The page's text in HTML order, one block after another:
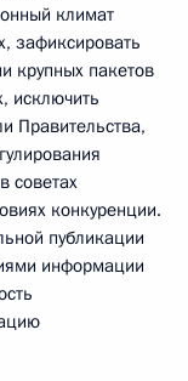
климат
зафиксировать
крупных пакетов
исключить
Правительства,
советах
конкуренции.
публикации
информации